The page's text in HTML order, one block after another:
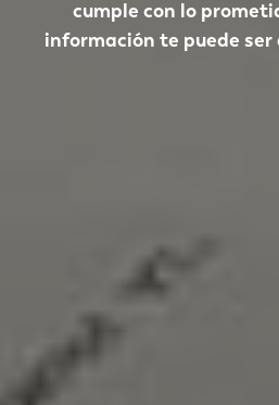
cumple con lo
información te puede